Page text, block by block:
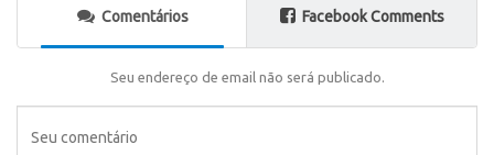
Comentários Facebook Comments
Seu endereço de email não será publicado.